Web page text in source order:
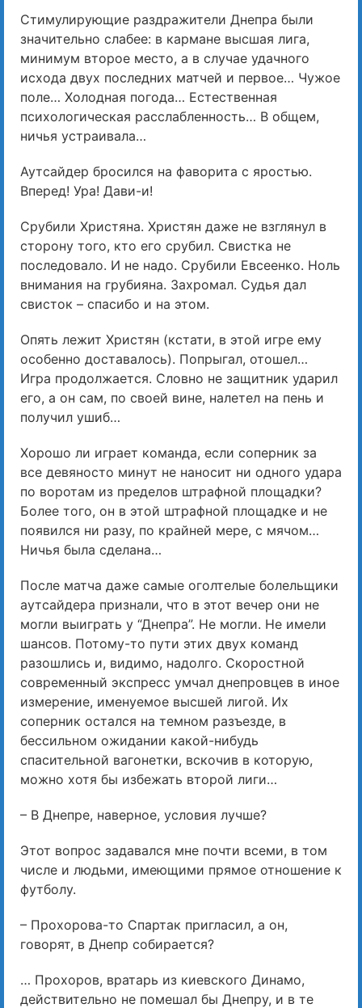
Стимулирующие раздражители Днепра были
значительно слабее: в кармане высшая лига,
минимум второе место, а в случае удачного
исхода двух последних матчей и первое… Чужое
поле… Холодная погода… Естественная
психологическая расслабленность… В общем,
ничья устраивала…
Аутсайдер бросился на фаворита с яростью.
Вперед! Ура! Дави-и!
Срубили Христяна. Христян даже не взглянул в
сторону того, кто его срубил. Свистка не
последовало. И не надо. Срубили Евсеенко. Ноль
внимания на грубияна. Захромал. Судья дал
свисток – спасибо и на этом.
Опять лежит Христян (кстати, в этой игре ему
особенно доставалось). Попрыгал, отошел…
Игра продолжается. Словно не защитник ударил
его, а он сам, по своей вине, налетел на пень и
получил ушиб…
Хорошо ли играет команда, если соперник за
все девяносто минут не наносит ни одного удара
по воротам из пределов штрафной площадки?
Более того, он в этой штрафной площадке и не
появился ни разу, по крайней мере, с мячом…
Ничья была сделана…
После матча даже самые оголтелые болельщики
аутсайдера признали, что в этот вечер они не
могли выиграть у “Днепра”. Не могли. Не имели
шансов. Потому-то пути этих двух команд
разошлись и, видимо, надолго. Скоростной
современный экспресс умчал днепровцев в иное
измерение, именуемое высшей лигой. Их
соперник остался на темном разъезде, в
бессильном ожидании какой-нибудь
спасительной вагонетки, вскочив в которую,
можно хотя бы избежать второй лиги…
– В Днепре, наверное, условия лучше?
Этот вопрос задавался мне почти всеми, в том
числе и людьми, имеющими прямое отношение к
футболу.
– Прохорова-то Спартак пригласил, а он,
говорят, в Днепр собирается?
… Прохоров, вратарь из киевского Динамо,
действительно не помешал бы Днепру, и в те